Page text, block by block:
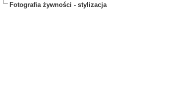
Fotografia żywności - stylizacja